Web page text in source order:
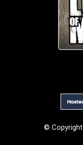
© Copyright